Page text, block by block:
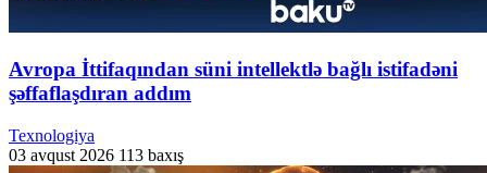
Avropa İttifaqından süni intellektlə bağlı istifadəni
şəffaflaşdıran addım
Texnologiya
03 avqust 2026 113 baxış